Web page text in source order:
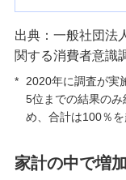
カードロー
ースや注意点
携帯代・ス
クと対処法
消費者金融
出典：一般社団法
関する消費者意識
* 2020年に調査が実
5位までの結果の
め、合計は100％を
家計の中で増